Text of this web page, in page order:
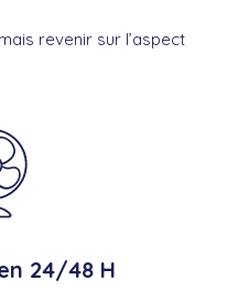
revenir sur l’aspect
24/48 H